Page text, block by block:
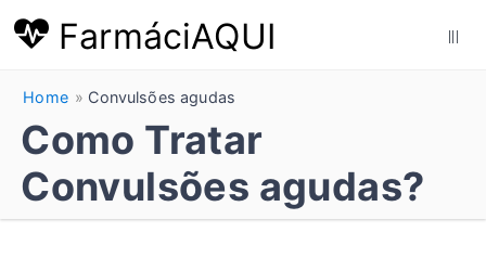
FarmáciAQUI
Home Convulsões agudas
Como Tratar
Convulsões agudas?